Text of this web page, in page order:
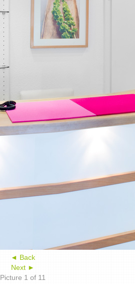
◄ Back
Next ►
Picture 1 of 11